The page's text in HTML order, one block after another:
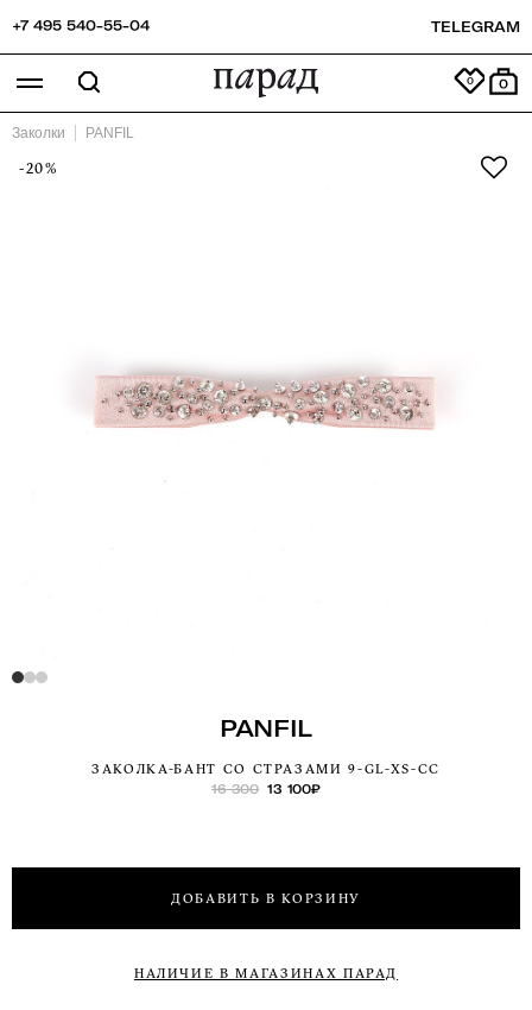
+7 495 540-55-04 TELEGRAM
0
Заколки PANFIL
-20%
PANFIL
ЗАКОЛКА-БАНТ СО СТРАЗАМИ 9-GL-XS-CC
16 300 13 100₽
ДОБАВИТЬ В КОРЗИНУ
НАЛИЧИЕ В МАГАЗИНАХ ПАРАД